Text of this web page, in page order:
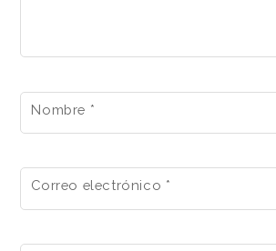
Nombre *
Correo electrónico *